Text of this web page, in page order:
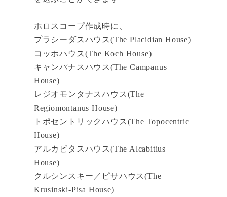
ホロスコープ作成時に、
プラシーダスハウス(The Placidian House)
コッホハウス(The Koch House)
キャンパナスハウス(The Campanus
House)
レジオモンタナスハウス(The
Regiomontanus House)
トポセントリックハウス(The Topocentric
House)
アルカビタスハウス(The Alcabitius
House)
クルシンスキー／ピサハウス(The
Krusinski-Pisa House)